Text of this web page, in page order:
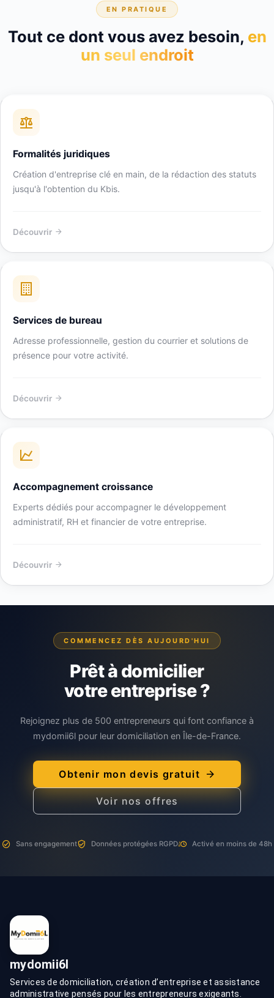
EN PRATIQUE
Tout ce dont vous avez besoin, en
un seul endroit
Formalités juridiques
Création d'entreprise clé en main, de la rédaction des statuts
jusqu'à l'obtention du Kbis.
Découvrir
Services de bureau
Adresse professionnelle, gestion du courrier et solutions de
présence pour votre activité.
Découvrir
Accompagnement croissance
Experts dédiés pour accompagner le développement
administratif, RH et financier de votre entreprise.
Découvrir
COMMENCEZ DÈS AUJOURD'HUI
Prêt à domicilier
votre entreprise ?
Rejoignez plus de 500 entrepreneurs qui font confiance à
mydomii6l pour leur domiciliation en Île-de-France.
Obtenir mon devis gratuit
Voir nos offres
Sans engagement Données protégées RGPD Activé en moins de 48h
mydomii6l
Services de domiciliation, création d’entreprise et assistance
administrative pensés pour les entrepreneurs exigeants.